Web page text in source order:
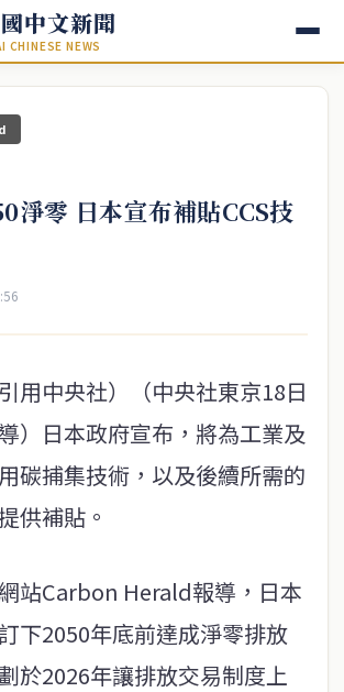
中文新聞
CHINESE NEWS
淨零 日本宣布補貼CCS技
引用中央社）（中央社東京18日
）日本政府宣布，將為工業及
碳捕集技術，以及後續所需的
供補貼。
站Carbon Herald報導，日本
下2050年底前達成淨零排放
於2026年讓排放交易制度上